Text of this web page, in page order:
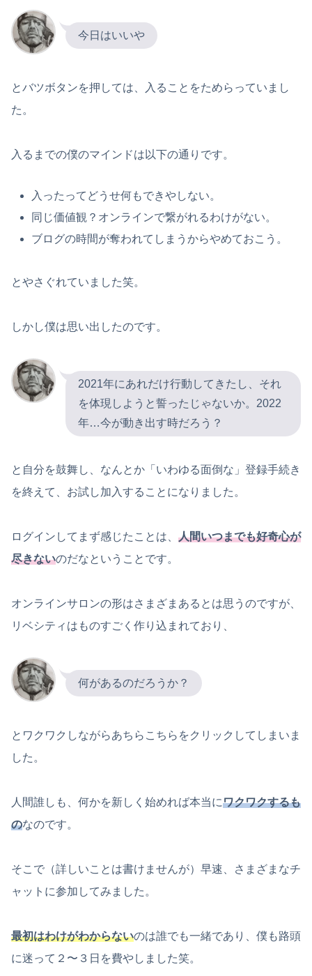
今日はいいや
とバツボタンを押しては、入ることをためらっていまし
た。
入るまでの僕のマインドは以下の通りです。
入ったってどうせ何もできやしない。
同じ価値観？オンラインで繋がれるわけがない。
ブログの時間が奪われてしまうからやめておこう。
とやさぐれていました笑。
しかし僕は思い出したのです。
2021年にあれだけ行動してきたし、それ
を体現しようと誓ったじゃないか。2022
年…今が動き出す時だろう？
と自分を鼓舞し、なんとか「いわゆる面倒な」登録手続き
を終えて、お試し加入することになりました。
ログインしてまず感じたことは、 人間いつまでも好奇心が
尽きないのだなということです。
オンラインサロンの形はさまざまあるとは思うのですが、
リベシティはものすごく作り込まれており、
何があるのだろうか？
とワクワクしながらあちらこちらをクリックしてしまいま
した。
人間誰しも、何かを新しく始めれば本当にワクワクするも
のなのです。
そこで（詳しいことは書けませんが）早速、さまざまなチ
ャットに参加してみました。
最初はわけがわからないのは誰でも一緒であり、僕も路頭
に迷って２〜３日を費やしました笑。